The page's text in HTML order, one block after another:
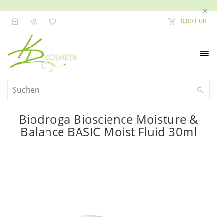
×
0,00 EUR
Biodroga Bioscience Moisture &
Balance BASIC Moist Fluid 30ml